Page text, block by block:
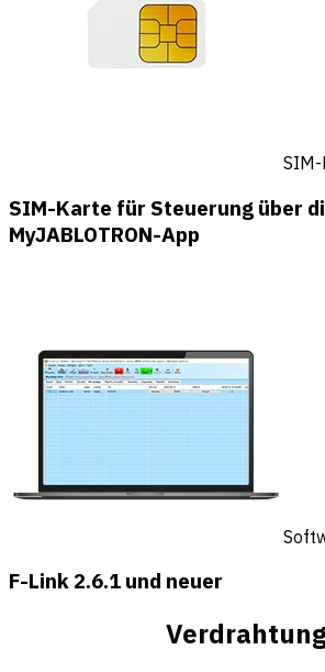
SIM-Karte für Steuerung über
MyJABLOTRON-App
F-Link 2.6.1 und neuer